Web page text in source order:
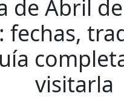
de Abril
fechas,
visitarla